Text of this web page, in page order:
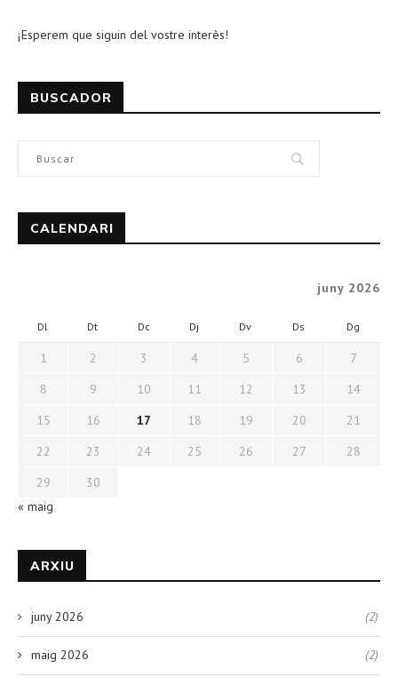
¡Esperem que siguin del vostre interès!
BUSCADOR
CALENDARI
juny 2026
Dl Dt Dc Dj Dv Ds Dg
1 2 3 4 5 6
7
8
9 10 11 12 13
14
15
16 17 18 19 20
21
22
23 24 25 26 27
28
29
30
« maig
ARXIU
juny 2026 (2)
maig 2026 (2)